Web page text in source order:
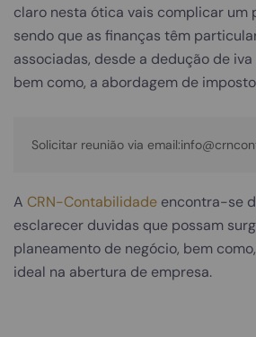
claro nesta ótica vais complicar um
sendo que as finanças têm
associadas, desde a dedução de
bem como, a abordagem de
Solicitar reunião via
A CRN-Contabilidade encontra-se
esclarecer duvidas que possam
planeamento de negócio, bem
ideal na abertura de empresa.